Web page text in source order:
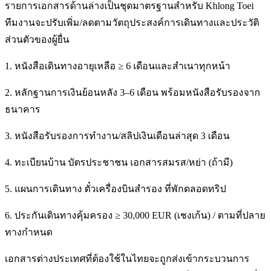
รายการเอกสารด้านล่างเป็นชุดมาตรฐานสำหรับ Khlong Toei
ทีมงานจะปรับเพิ่ม/ลดตามวัตถุประสงค์การเดินทางและประวัติ
ส่วนตัวของผู้ยื่น
1. หนังสือเดินทางอายุเหลือ ≥ 6 เดือนและสำเนาทุกหน้า
2. หลักฐานการเงินย้อนหลัง 3–6 เดือน พร้อมหนังสือรับรองจาก
ธนาคาร
3. หนังสือรับรองการทำงาน/สลิปเงินเดือนล่าสุด 3 เดือน
4. ทะเบียนบ้าน บัตรประชาชน เอกสารสมรส/หย่า (ถ้ามี)
5. แผนการเดินทาง ตั๋วเครื่องบินสำรอง ที่พักตลอดทริป
6. ประกันเดินทางคุ้มครอง ≥ 30,000 EUR (เชงเก้น) / ตามที่ปลาย
ทางกำหนด
เอกสารต่างประเทศที่ต้องใช้ในไทยจะถูกส่งเข้ากระบวนการ